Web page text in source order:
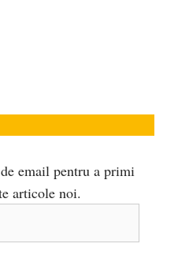
email pentru a primi
articole noi.